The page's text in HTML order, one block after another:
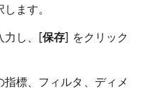
ます。
力し、[保存] をクリック
標、フィルタ、ディメ